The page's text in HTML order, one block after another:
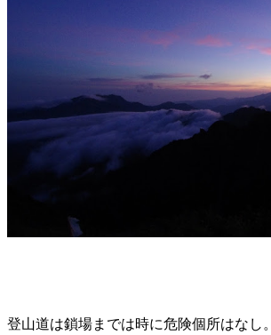
登山道は鎖場までは時に危険個所はなし。